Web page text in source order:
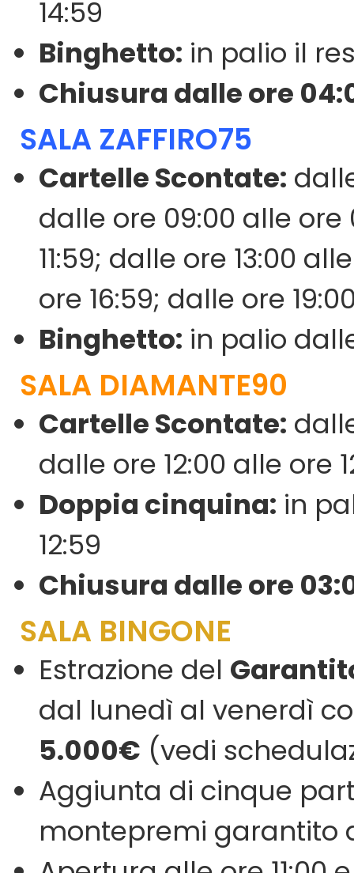
14:59
Binghetto: in palio il
Chiusura dalle ore
SALA ZAFFIRO75
Cartelle Scontate:
dalle ore 09:00 alle ore
11:59; dalle ore 13:00
ore 16:59; dalle ore
Binghetto: in palio
SALA DIAMANTE90
Cartelle Scontate:
dalle ore 12:00 alle ore
Doppia cinquina: in
12:59
Chiusura dalle ore
SALA BINGONE
Estrazione del
dal lunedì al venerdì
5.000€ (vedi
Aggiunta di cinque
montepremi garantito